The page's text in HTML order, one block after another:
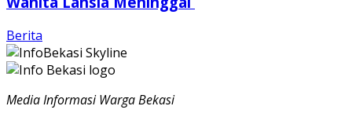
Berita
Media Informasi Warga Bekasi